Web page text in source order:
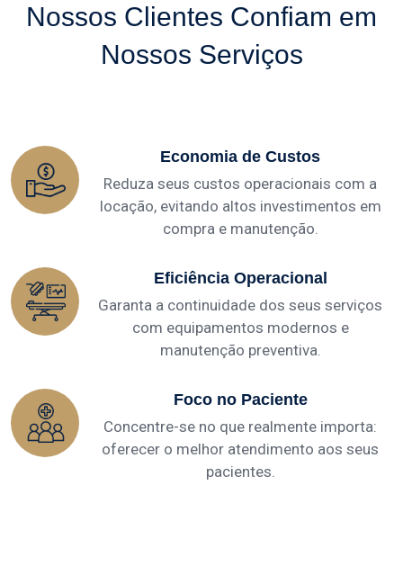
Nossos Clientes Confiam em
Nossos Serviços
Economia de Custos
Reduza seus custos operacionais com a
locação, evitando altos investimentos em
compra e manutenção.
Eficiência Operacional
Garanta a continuidade dos seus serviços
com equipamentos modernos e
manutenção preventiva.
Foco no Paciente
Concentre-se no que realmente importa:
oferecer o melhor atendimento aos seus
pacientes.